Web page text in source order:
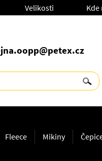
Velikosti Kde
Fleece Mikiny